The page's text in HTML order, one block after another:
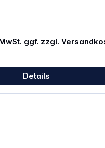
ggf. zzgl.
Details